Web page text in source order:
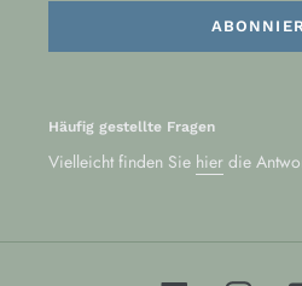
Häufig gestellte Fragen
Vielleicht finden Sie hier die